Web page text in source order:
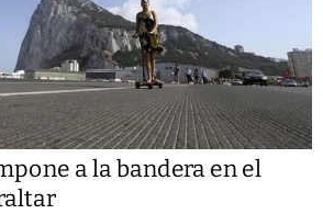
a la bandera en el